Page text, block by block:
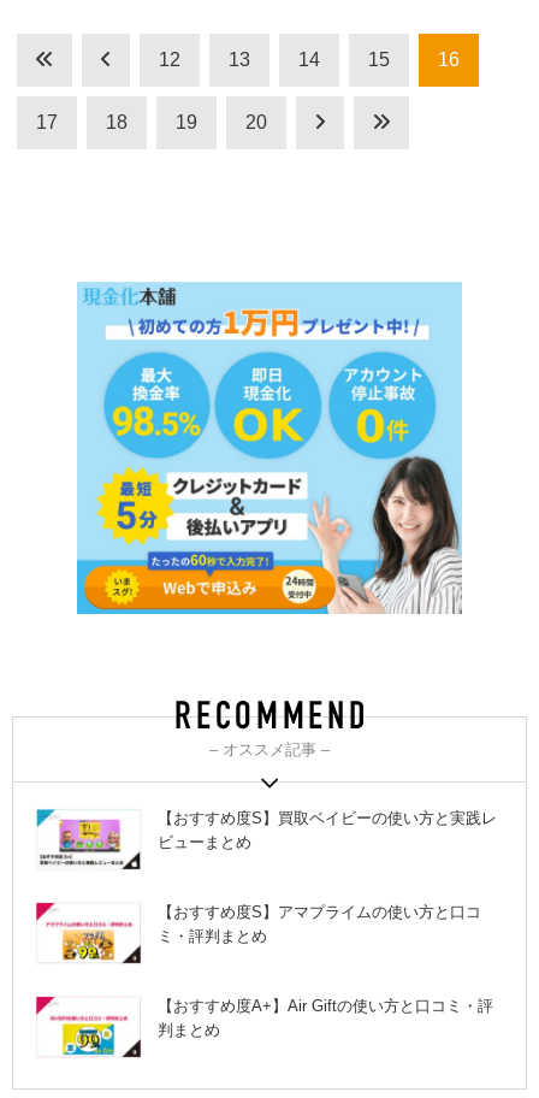
12 13 14 15 16
17 18 19 20
– オススメ記事 –
【おすすめ度S】買取ベイビーの使い方と実践レ
ビューまとめ
【おすすめ度S】アマプライムの使い方と口コ
ミ・評判まとめ
【おすすめ度A+】Air Giftの使い方と口コミ・評
判まとめ